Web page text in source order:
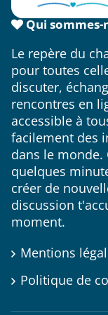
Qui sommes-
Le repère du
pour toutes
discuter,
rencontres en
accessible à
facilement des
dans le
quelques
créer de
discussion
moment.
Mentions
Politique de